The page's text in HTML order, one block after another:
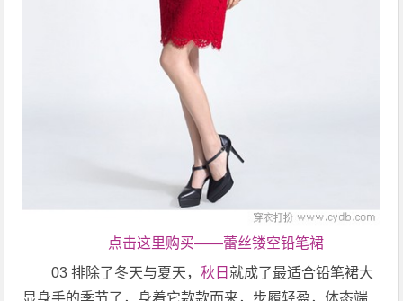
点击这里购买——蕾丝镂空铅笔裙
03 排除了冬天与夏天，秋日就成了最适合铅笔裙大